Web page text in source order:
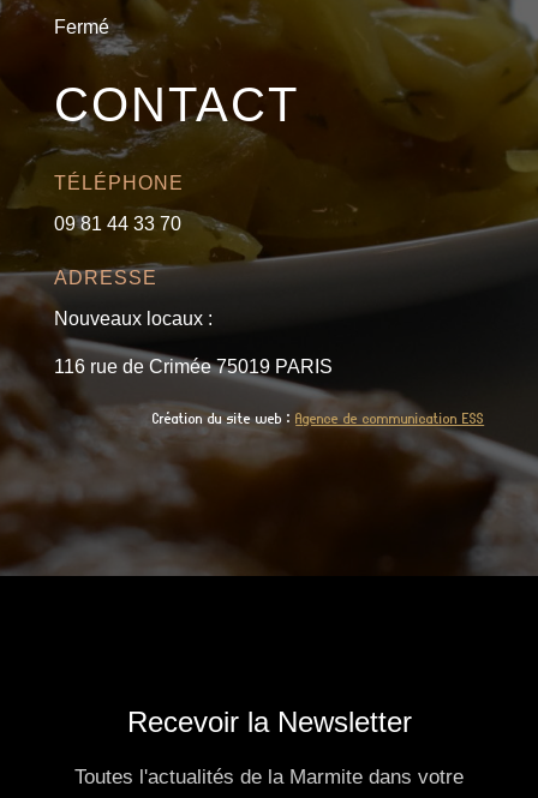
Fermé
CONTACT
TÉLÉPHONE
09 81 44 33 70
ADRESSE
Nouveaux locaux :
116 rue de Crimée 75019 PARIS
Création du site web :Agence de communication ESS
Recevoir la Newsletter
Toutes l'actualités de la Marmite dans votre